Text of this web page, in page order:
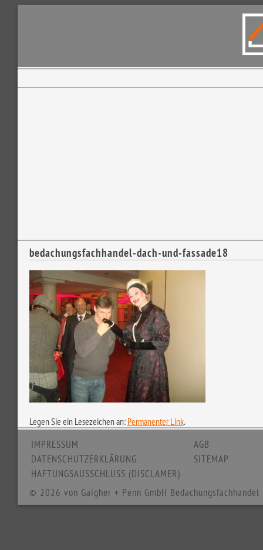
bedachungsfachhandel-dach-und-fassade18
Legen Sie ein Lesezeichen an: Permanenter Link.
IMPRESSUM
DATENSCHUTZERKLÄRUNG
HAFTUNGSAUSSCHLUSS (DISCLAMER)
AGB
SITEMAP
© 2026 von Gaigher + Penn GmbH Bedachungsfachhandel